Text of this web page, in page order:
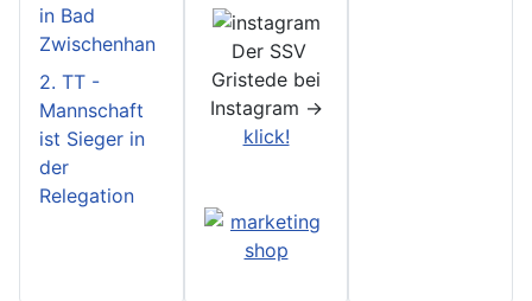
in Bad
Zwischenhan
2. TT -
Mannschaft
ist Sieger in
der
Relegation
Der SSV
Gristede bei
Instagram ->
klick!